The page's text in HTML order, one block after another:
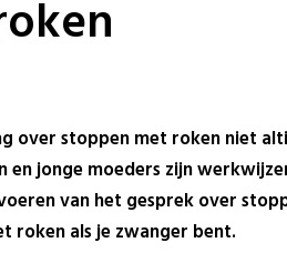
over stoppen met roken niet
jonge moeders zijn
van het gesprek over
roken als je zwanger bent.